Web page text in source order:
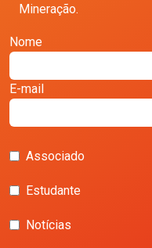
Mineração.
Nome
E-mail
Associado
Estudante
Notícias